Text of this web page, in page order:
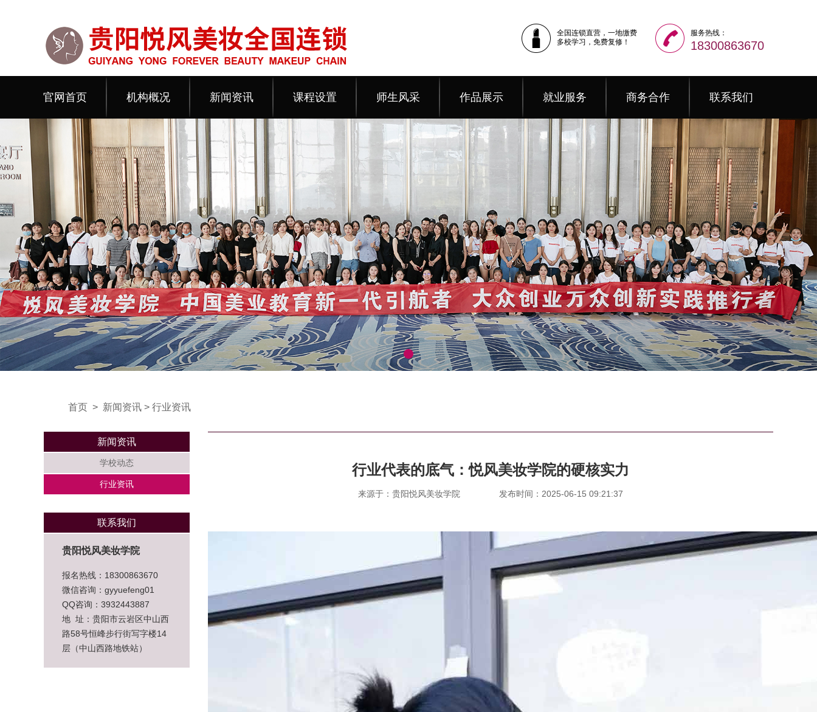
全国连锁直营，一地缴费
多校学习，免费复修！
服务热线：
18300863670
官网首页 机构概况 新闻资讯 课程设置 师生风采 作品展示 就业服务 商务合作 联系我们
首页 > 新闻资讯 > 行业资讯
新闻资讯
学校动态
行业资讯
联系我们
贵阳悦风美妆学院
报名热线：18300863670
微信咨询：gyyuefeng01
QQ咨询：3932443887
地 址：贵阳市云岩区中山西
路58号恒峰步行街写字楼14
层（中山西路地铁站）
行业代表的底气：悦风美妆学院的硬核实力
来源于：贵阳悦风美妆学院 发布时间：2025-06-15 09:21:37